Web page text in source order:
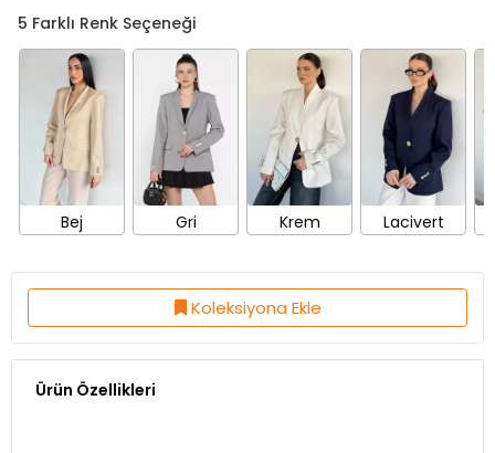
5 Farklı Renk Seçeneği
Bej Gri Krem Lacivert
Koleksiyona Ekle
Ürün Özellikleri